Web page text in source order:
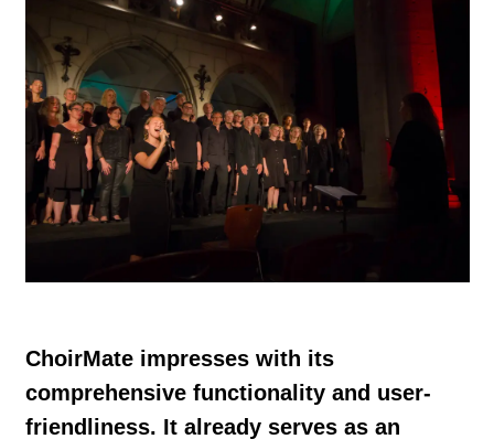
ChoirMate impresses with its
comprehensive functionality and user-
friendliness. It already serves as an